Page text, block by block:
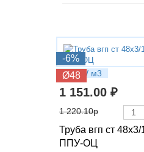
-6%
Ø48
7.6 кг / м3
1 151.00 ₽
1 220.10р
Труба вгп ст 48х3/
ППУ-ОЦ